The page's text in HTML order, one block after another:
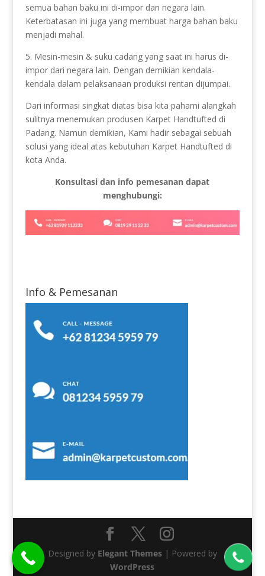
semua bahan baku ini di-impor dari negara lain.
Keterbatasan ini juga yang membuat harga bahan baku
menjadi mahal.
5. Mesin-mesin & suku cadang yang saat ini harus di-
impor dari negara lain. Dengan demikian kendala-
kendala dalam pelaksanaan produksi rentan dijumpai.
Dari informasi singkat diatas bisa kita pahami alangkah
sulitnya menemukan produsen Karpet Handtufted di
Padang. Namun demikian, Kami hadir sebagai sebuah
solusi yang ideal atas kebutuhan Karpet Handtufted di
kota Anda.
Konsultasi dan info pemesanan dapat
menghubungi:
Info & Pemesanan
Designed by Elegant Themes| Powered by
WordPress